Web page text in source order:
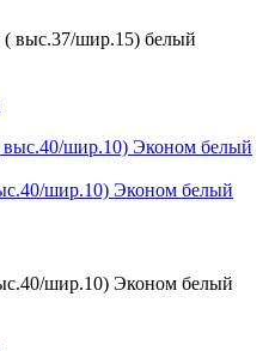
( выс.37/шир.15) белый
шир.10) Эконом белый
шир.10) Эконом белый